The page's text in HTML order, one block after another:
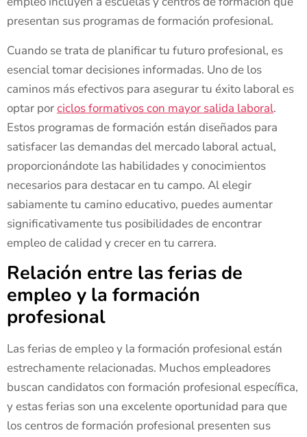
presentan sus programas de formación profesional.
Cuando se trata de planificar tu futuro profesional, es
esencial tomar decisiones informadas. Uno de los
caminos más efectivos para asegurar tu éxito laboral es
optar porciclos formativos con mayor salida laboral.
Estos programas de formación están diseñados para
satisfacer las demandas del mercado laboral actual,
proporcionándote las habilidades y conocimientos
necesarios para destacar en tu campo. Al elegir
sabiamente tu camino educativo, puedes aumentar
significativamente tus posibilidades de encontrar
empleo de calidad y crecer en tu carrera.
Relación entre las ferias de
empleo y la formación
profesional
Las ferias de empleo y la formación profesional están
estrechamente relacionadas. Muchos empleadores
buscan candidatos con formación profesional específica,
y estas ferias son una excelente oportunidad para que
los centros de formación profesional presenten sus